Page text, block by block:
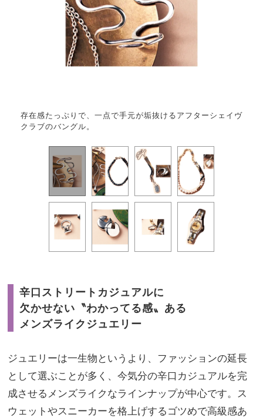
存在感たっぷりで、一点で手元が垢抜けるアフターシェイヴ
クラブのバングル。
辛口ストリートカジュアルに
欠かせない〝わかってる感〟ある
メンズライクジュエリー
ジュエリーは一生物というより、ファッションの延長
として選ぶことが多く、今気分の辛口カジュアルを完
成させるメンズライクなラインナップが中心です。ス
ウェットやスニーカーを格上げするゴツめで高級感あ